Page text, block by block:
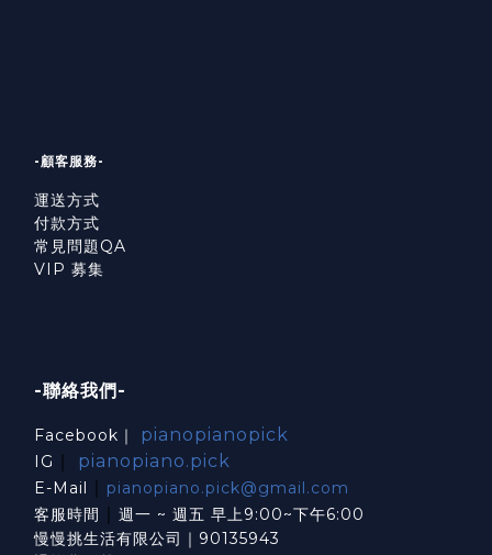
-顧客服務-
運送方式
付款方式
常見問題QA
VIP 募集
-聯絡我們-
Facebook｜ pianopianopick
IG ｜ pianopiano.pick
E-Mail ｜ pianopiano.pick@gmail.com
客服時間 ｜ 週一 ~ 週五 早上9:00~下午6:00
慢慢挑生活有限公司｜90135943